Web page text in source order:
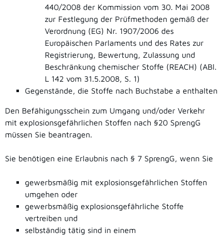
440/2008 der Kommission vom 30. Mai 2008
zur Festlegung der Prüfmethoden gemäß der
Verordnung (EG) Nr. 1907/2006 des
Europäischen Parlaments und des Rates zur
Registrierung, Bewertung, Zulassung und
Beschränkung chemischer Stoffe (REACH) (ABl.
L 142 vom 31.5.2008, S. 1)
Gegenstände, die Stoffe nach Buchstabe a enthalten
Den Befähigungsschein zum Umgang und/oder Verkehr
mit explosionsgefährlichen Stoffen nach §20 SprengG
müssen Sie beantragen.
Sie benötigen eine Erlaubnis nach § 7 SprengG, wenn Sie
gewerbsmäßig mit explosionsgefährlichen Stoffen
umgehen oder
gewerbsmäßig explosionsgefährliche Stoffe
vertreiben und
selbständig tätig sind in einem